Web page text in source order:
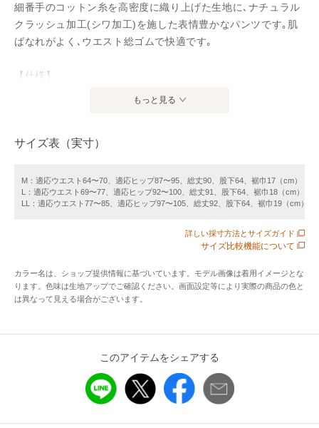
細番手のコットン糸を高密度に織り上げた生地に､ナチュラル
クラッシュ加工(シワ加工)を施した表情豊かなパンツです｡肌
ばなれがよく､ウエスト総ゴムで快適です｡
【仕様】
手洗い･ドライ
【メーカー品番】213574
商品コード 425121
詳細は下記よりお問い合わせください
ギフト 可
もっと見る
サイズ表（実寸）
M：適応ウエスト64〜70、適応ヒップ87〜95、総丈90、股下64、裾巾17（cm）
L：適応ウエスト69〜77、適応ヒップ92〜100、総丈91、股下64、裾巾18（cm）
LL：適応ウエスト77〜85、適応ヒップ97〜105、総丈92、股下64、裾巾19（cm）
詳しい採寸方法とサイズガイド
サイズ比較機能について
カラー名は、ショップ提供情報に基づいています。モデル画像は着用イメージとな
ります。色味は生地アップでご確認ください。画面設定等により実際の商品の色と
は異なって見える場合がございます。
このアイテムをシェアする